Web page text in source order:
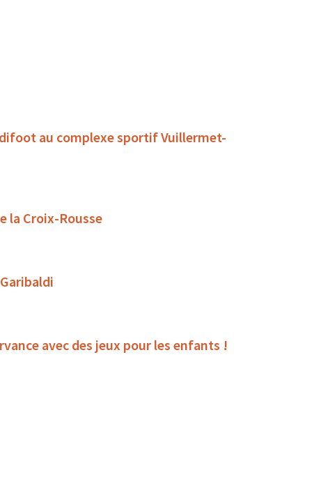
au complexe sportif Vuillermet-
la Croix-Rousse
avec des jeux pour les enfants !